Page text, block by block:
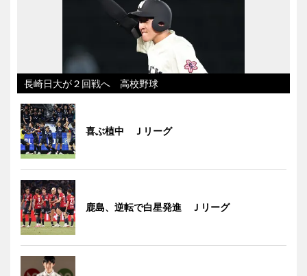
長崎日大が２回戦へ 高校野球
喜ぶ植中 Ｊリーグ
鹿島、逆転で白星発進 Ｊリーグ